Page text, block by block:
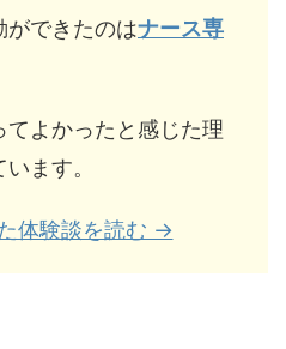
ができたのはナース専
よかったと感じた理
ます。
体験談を読む →